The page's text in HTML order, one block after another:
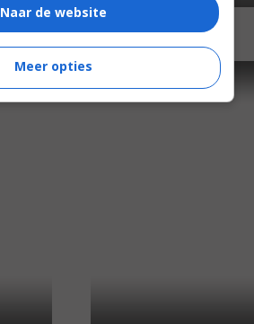
Blueberry (2004)
Naar de website
Meer opties